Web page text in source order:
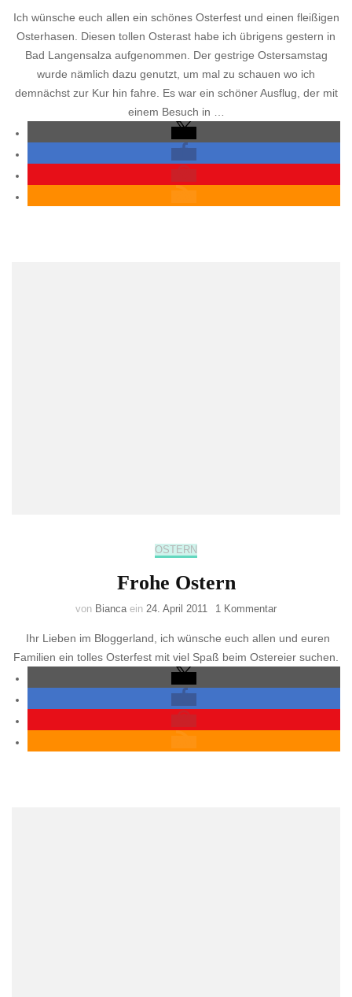
Easter
Ich wünsche euch allen ein schönes Osterfest und einen fleißigen
Osterhasen. Diesen tollen Osterast habe ich übrigens gestern in
Bad Langensalza aufgenommen. Der gestrige Ostersamstag
wurde nämlich dazu genutzt, um mal zu schauen wo ich
demnächst zur Kur hin fahre. Es war ein schöner Ausflug, der mit
einem Besuch in …
OSTERN
Frohe Ostern
von Bianca ein 24. April 2011 1 Kommentarzu
Ostern
Ihr Lieben im Bloggerland, ich wünsche euch allen und euren
Familien ein tolles Osterfest mit viel Spaß beim Ostereier suchen.